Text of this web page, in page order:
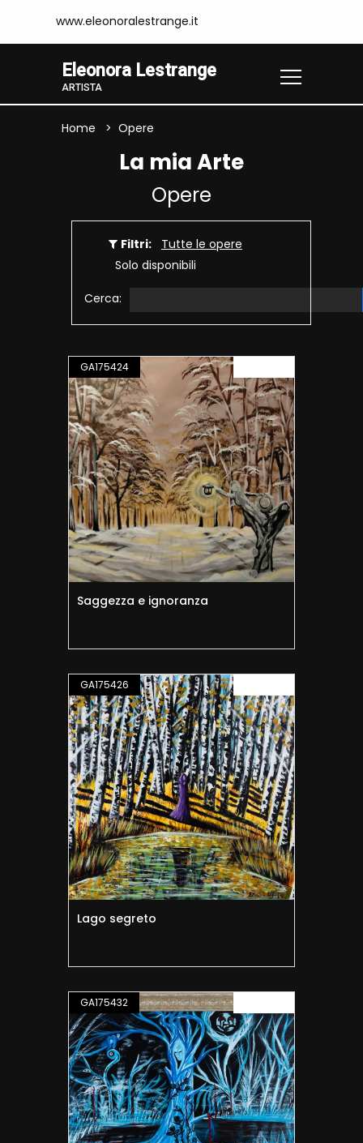
www.eleonoralestrange.it
Eleonora Lestrange
ARTISTA
Home Opere
La mia Arte
Opere
Filtri:
Tutte le opere
Solo disponibili
Cerca:
GA175424
Saggezza e ignoranza
GA175426
Lago segreto
GA175432